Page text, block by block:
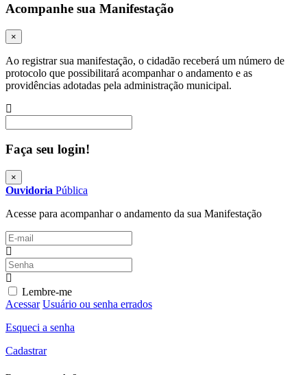
Acompanhe sua Manifestação
×
Ao registrar sua manifestação, o cidadão receberá um número de
protocolo que possibilitará acompanhar o andamento e as
providências adotadas pela administração municipal.
Faça seu login!
×
Ouvidoria Pública
Acesse para acompanhar o andamento da sua Manifestação
Lembre-me
Acessar Usuário ou senha errados
Esqueci a senha
Cadastrar